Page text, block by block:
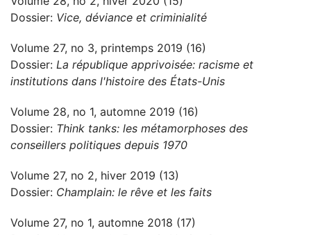
Dossier: Vice, déviance et criminialité
Volume 27, no 3, printemps 2019 (16)
Dossier: La république apprivoisée: racisme et
institutions dans l'histoire des États-Unis
Volume 28, no 1, automne 2019 (16)
Dossier: Think tanks: les métamorphoses des
conseillers politiques depuis 1970
Volume 27, no 2, hiver 2019 (13)
Dossier: Champlain: le rêve et les faits
Volume 27, no 1, automne 2018 (17)